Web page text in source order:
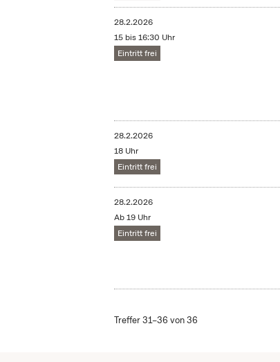
28.2.2026
15 bis 16:30 Uhr
Eintritt frei
28.2.2026
18 Uhr
Eintritt frei
28.2.2026
Ab 19 Uhr
Eintritt frei
Treffer 31–36 von 36